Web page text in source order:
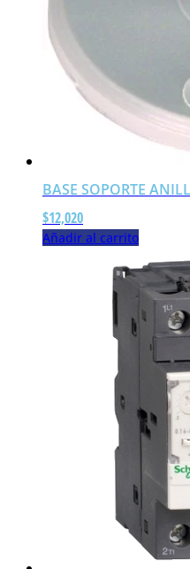
BASE SOPORTE
$12,020
Añadir al carrito